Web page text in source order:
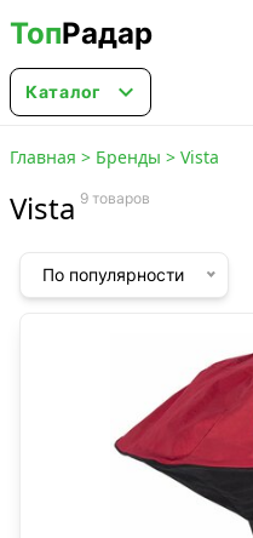
ТопРадар
Каталог 
Главная > Бренды > Vista
Vista 9 товаров
По популярности